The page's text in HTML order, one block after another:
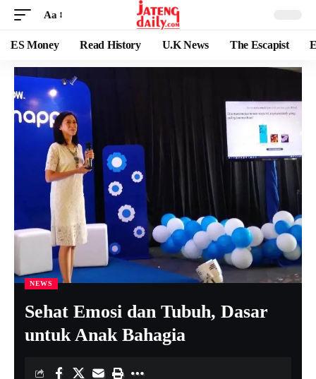
Aa
ES Money Read History U.K News The Escapist
NEWS
Sehat Emosi dan Tubuh, Dasar
untuk Anak Bahagia